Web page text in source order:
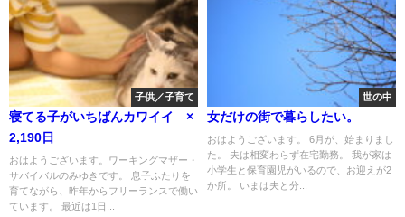
子供／子育て
寝てる子がいちばんカワイイ ×
2,190日
おはようございます。ワーキングマザー・
サバイバルのみゆきです。 息子ふたりを
育てながら、昨年からフリーランスで働い
ています。 最近は1日...
世の中
女だけの街で暮らしたい。
おはようございます。 6月が、始まりまし
た。 夫は相変わらず在宅勤務。 我が家は
小学生と保育園児がいるので、お迎えが2
か所。 いまは夫と分...